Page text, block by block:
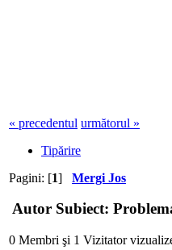
« precedentul următorul »
Tipărire
Pagini: [1] Mergi Jos
Autor Subiect:
0 Membri şi 1 Vizitator